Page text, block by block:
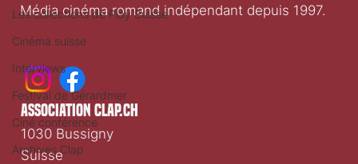
Les collections de Play Suisse
Cinéma suisse
Interviews
Festival de Gérardmer
Ciné conférence
Archives Clap
Média cinéma romand indépendant depuis 1997.
association clap.ch
1030 Bussigny
Suisse